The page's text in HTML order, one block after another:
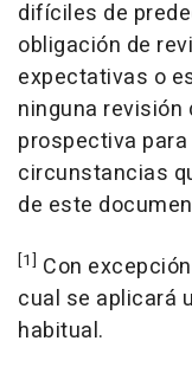
difíciles de
obligación de
expectativas o
ninguna revisión
prospectiva
circunstancias
de este
[1] Con
cual se aplicará
habitual.